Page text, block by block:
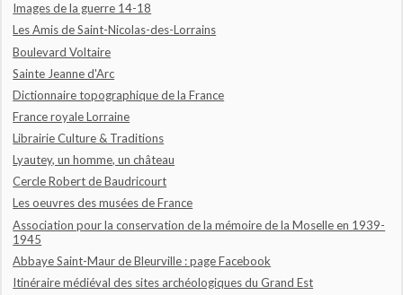
Images de la guerre 14-18
Les Amis de Saint-Nicolas-des-Lorrains
Boulevard Voltaire
Sainte Jeanne d'Arc
Dictionnaire topographique de la France
France royale Lorraine
Librairie Culture & Traditions
Lyautey, un homme, un château
Cercle Robert de Baudricourt
Les oeuvres des musées de France
Association pour la conservation de la mémoire de la Moselle en 1939-
1945
Abbaye Saint-Maur de Bleurville : page Facebook
Itinéraire médiéval des sites archéologiques du Grand Est